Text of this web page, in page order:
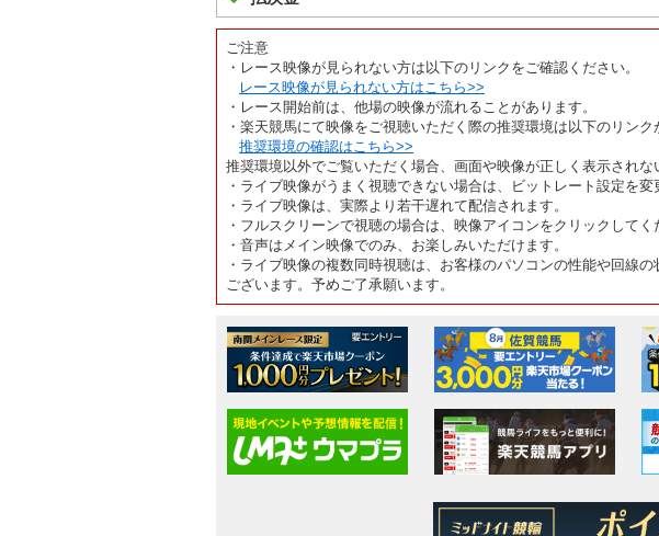
ご注意
・レース映像が見られない方は以下のリンクをご確認ください。
レース映像が見られない方はこちら>>
・レース開始前は、他場の映像が流れることがあります。
・楽天競馬にて映像をご視聴いただく際の推奨環境は以下のリンク
推奨環境の確認はこちら>>
推奨環境以外でご覧いただく場合、画面や映像が正しく表示されな
・ライブ映像がうまく視聴できない場合は、ビットレート設定を変
・ライブ映像は、実際より若干遅れて配信されます。
・フルスクリーンで視聴の場合は、映像アイコンをクリックしてく
・音声はメイン映像でのみ、お楽しみいただけます。
・ライブ映像の複数同時視聴は、お客様のパソコンの性能や回線
ございます。予めご了承願います。